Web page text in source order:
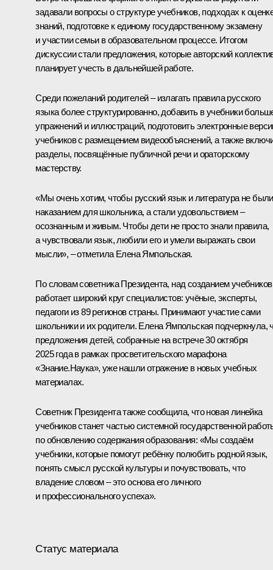
задавали вопросы о структуре учебников, подходах к
знаний, подготовке к единому государственному экзамену
и участии семьи в образовательном процессе. Итогом
дискуссии стали предложения, которые авторский
планирует учесть в дальнейшей работе.
Среди пожеланий родителей – излагать правила русского
языка более структурированно, добавить в учебники
упражнений и иллюстраций, подготовить электронные
учебников с размещением видеообъяснений, а также
разделы, посвящённые публичной речи и ораторскому
мастерству.
«Мы очень хотим, чтобы русский язык и литература не были
наказанием для школьника, а стали удовольствием –
осознанным и живым. Чтобы дети не просто знали правила,
а чувствовали язык, любили его и умели выражать свои
мысли», – отметила Елена Ямпольская.
По словам советника Президента, над созданием учебников
работает широкий круг специалистов: учёные, эксперты,
педагоги из 89 регионов страны. Принимают участие сами
школьники и их родители. Елена Ямпольская подчеркнула,
предложения детей, собранные на встрече 30 октября
2025 года в рамках просветительского марафона
«Знание.Наука», уже нашли отражение в новых учебных
материалах.
Советник Президента также сообщила, что новая линейка
учебников станет частью системной государственной
по обновлению содержания образования: «Мы создаём
учебники, которые помогут ребёнку полюбить родной язык,
понять смысл русской культуры и почувствовать, что
владение словом – это основа его личного
и профессионального успеха».
Статус материала